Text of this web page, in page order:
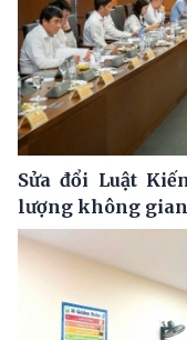
Sửa đổi Luật
lượng không